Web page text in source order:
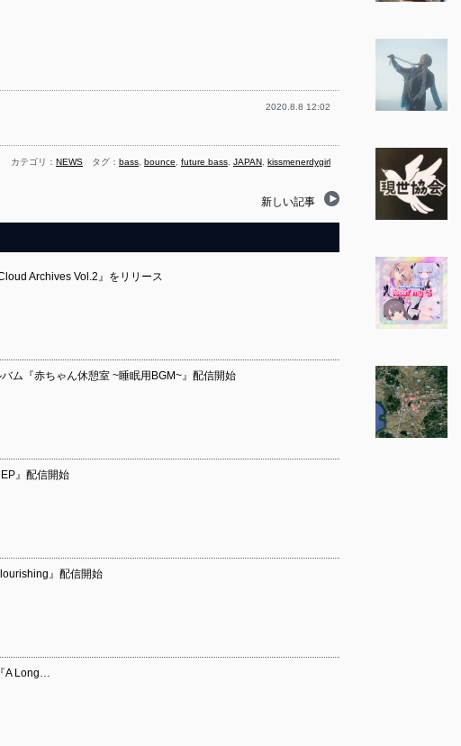
2020.8.8 12:02
カテゴリ： NEWS タグ： bass bounce future bass JAPAN kissmenerdygirl
新しい記事
Archives Vol​.​2』をリリース
ム『赤ちゃん休憩室 ~睡眠用BGM~』配信開始
』配信開始
』配信開始
A Long…